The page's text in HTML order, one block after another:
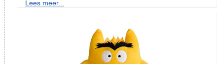
Lees meer...